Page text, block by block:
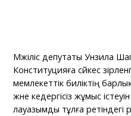
Мәжіліс депутаты Унзила
Конституцияға сәйкес
мемлекеттік биліктің
және кедергісіз жұмыс
лауазымды тұлға ретіндегі